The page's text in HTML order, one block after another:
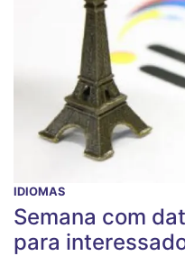
IDIOMAS
Semana com
para